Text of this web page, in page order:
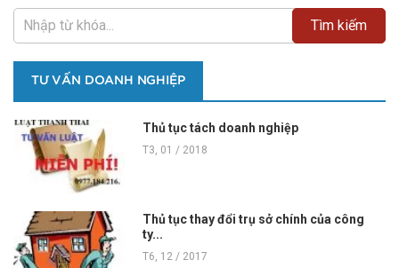
TƯ VẤN DOANH NGHIỆP
Thủ tục tách doanh nghiệp
T3, 01 / 2018
Thủ tục thay đổi trụ sở chính của công
ty...
T6, 12 / 2017